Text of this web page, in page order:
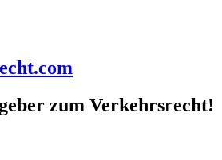
zum Verkehrsrecht!